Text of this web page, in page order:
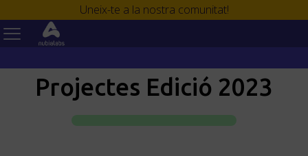
Uneix-te a la nostra comunitat!
Projectes Edició 2023